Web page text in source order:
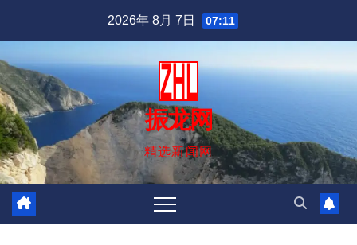
内
容
2026年 8月 7日 07:11
振龙网
精选新闻网